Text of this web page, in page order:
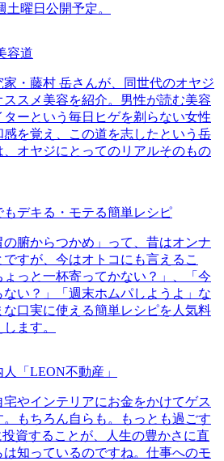
土曜日公開予定。
容道
家・藤村 岳さんが、同世代のオヤジ
ススメ美容を紹介。男性が読む美容
ーという毎日ヒゲを剃らない女性
感を覚え、この道を志したという岳
、オヤジにとってのリアルそのもの
デキる・モテる簡単レシピ
の腑からつかめ」って、昔はオンナ
すが、今はオトコにも言えるこ
ょっと一杯寄ってかない？」、「今
ない？」「週末ホムパしようよ」な
な口実に使える簡単レシピを人気料
ます。
「LEON不動産」
やインテリアにお金をかけてゲス
。もちろん自らも。もっとも過ごす
投資することが、人生の豊かさに直
知っているのですね。仕事へのモ